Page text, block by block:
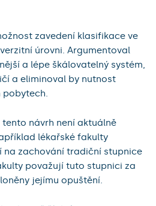
zavedení klasifikace ve
úrovni. Argumentoval
a lépe škálovatelný systém,
a eliminoval by nutnost
pobytech.
návrh není aktuálně
lékařské fakulty
na zachování tradiční stupnice
považují tuto stupnici za
jejímu opuštění.